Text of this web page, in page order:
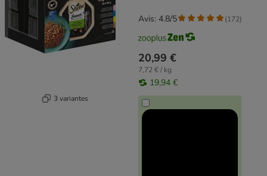
3 variantes
20,99 €
7,72 € / kg
19,94 €
Avis: 4.8/5 (172)